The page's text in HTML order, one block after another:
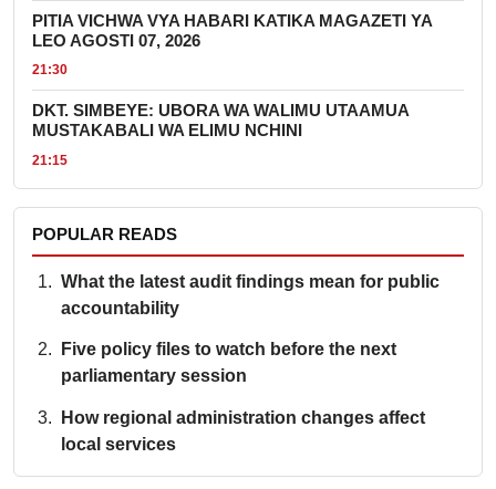
PITIA VICHWA VYA HABARI KATIKA MAGAZETI YA
LEO AGOSTI 07, 2026
21:30
DKT. SIMBEYE: UBORA WA WALIMU UTAAMUA
MUSTAKABALI WA ELIMU NCHINI
21:15
POPULAR READS
What the latest audit findings mean for public
accountability
Five policy files to watch before the next
parliamentary session
How regional administration changes affect
local services